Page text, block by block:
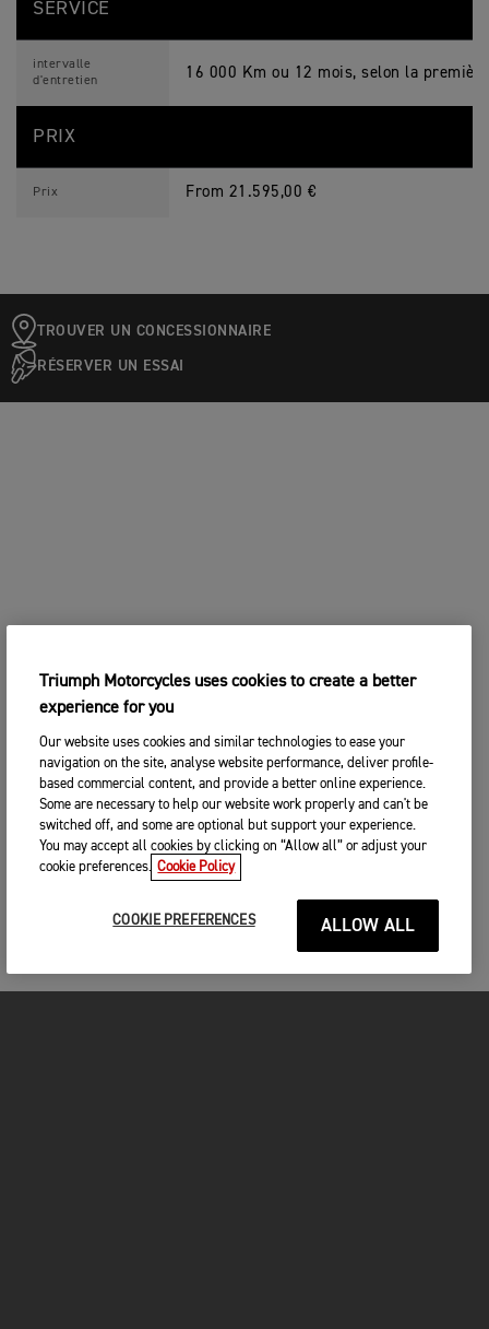
SERVICE
intervalle
d'entretien
16 000 Km ou 12 mois, selon la
PRIX
Prix From 21.595,00 €
TROUVER UN CONCESSIONNAIRE
RÉSERVER UN ESSAI
Triumph Motorcycles uses cookies to create a better
experience for you
Our website uses cookies and similar technologies to ease your
navigation on the site, analyse website performance, deliver profile-
based commercial content, and provide a better online experience.
Some are necessary to help our website work properly and can't be
switched off, and some are optional but support your experience.
You may accept all cookies by clicking on “Allow all” or adjust your
cookie preferences. Cookie Policy
COOKIE PREFERENCES ALLOW ALL